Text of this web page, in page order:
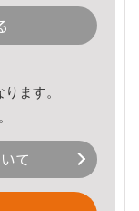
ます。
て